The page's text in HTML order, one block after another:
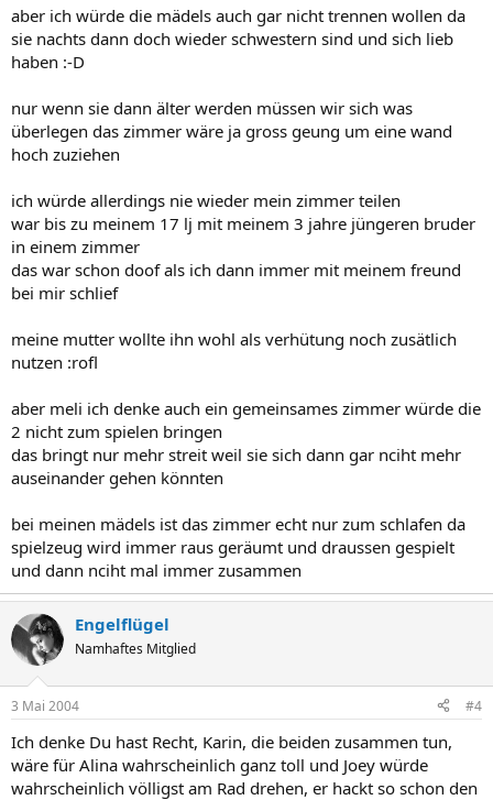
aber ich würde die mädels auch gar nicht trennen wollen da
sie nachts dann doch wieder schwestern sind und sich lieb
haben :-D
nur wenn sie dann älter werden müssen wir sich was
überlegen das zimmer wäre ja gross geung um eine wand
hoch zuziehen
ich würde allerdings nie wieder mein zimmer teilen
war bis zu meinem 17 lj mit meinem 3 jahre jüngeren bruder
in einem zimmer
das war schon doof als ich dann immer mit meinem freund
bei mir schlief
meine mutter wollte ihn wohl als verhütung noch zusätlich
nutzen :rofl
aber meli ich denke auch ein gemeinsames zimmer würde die
2 nicht zum spielen bringen
das bringt nur mehr streit weil sie sich dann gar nciht mehr
auseinander gehen könnten
bei meinen mädels ist das zimmer echt nur zum schlafen da
spielzeug wird immer raus geräumt und draussen gespielt
und dann nciht mal immer zusammen
Engelflügel
Namhaftes Mitglied
3 Mai 2004 #4
Ich denke Du hast Recht, Karin, die beiden zusammen tun,
wäre für Alina wahrscheinlich ganz toll und Joey würde
wahrscheinlich völligst am Rad drehen, er hackt so schon den